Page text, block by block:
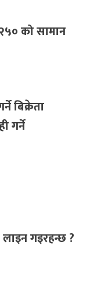
२५० को सामान
बिक्रेता
गर्ने
गइरहन्छ ?